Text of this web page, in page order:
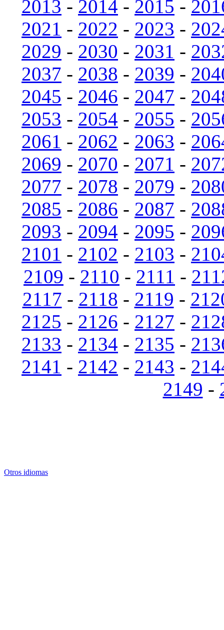
2013 - 2014 - 2015 -
2021 - 2022 - 2023 -
2029 - 2030 - 2031 -
2037 - 2038 - 2039 -
2045 - 2046 - 2047 -
2053 - 2054 - 2055 -
2061 - 2062 - 2063 -
2069 - 2070 - 2071 -
2077 - 2078 - 2079 -
2085 - 2086 - 2087 -
2093 - 2094 - 2095 -
2101 - 2102 - 2103 -
2109 - 2110 - 2111 -
2117 - 2118 - 2119 -
2125 - 2126 - 2127 -
2133 - 2134 - 2135 -
2141 - 2142 - 2143 -
2149 -
Otros idiomas